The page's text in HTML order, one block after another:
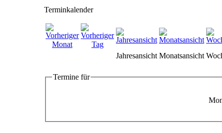
Terminkalender
Jahresansicht Monatsansicht
Termine für